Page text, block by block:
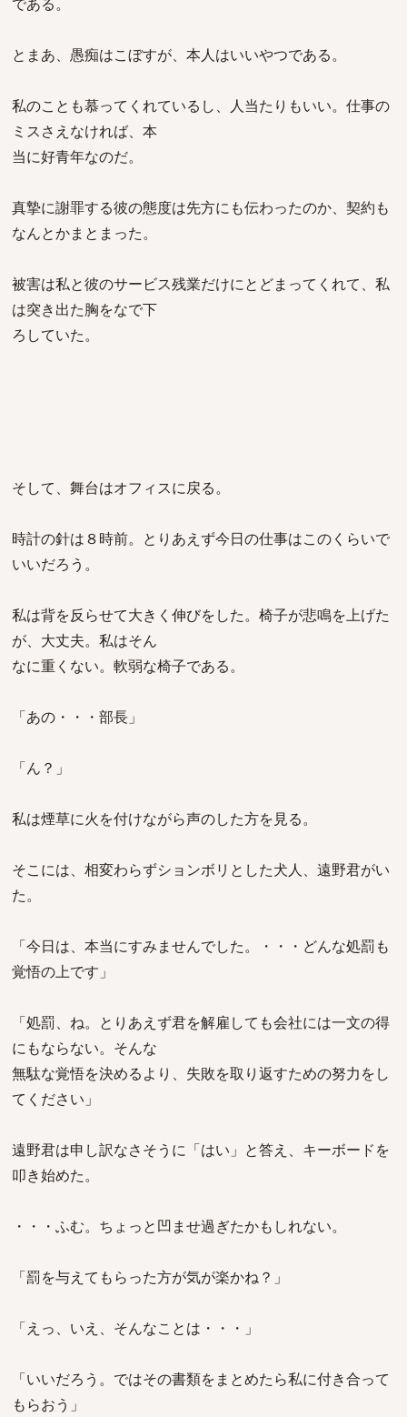
とまあ、愚痴はこぼすが、本人はいいやつである。
私のことも慕ってくれているし、人当たりもいい。仕事の
ミスさえなければ、本
当に好青年なのだ。
真摯に謝罪する彼の態度は先方にも伝わったのか、契約も
なんとかまとまった。
被害は私と彼のサービス残業だけにとどまってくれて、私
は突き出た胸をなで下
ろしていた。
そして、舞台はオフィスに戻る。
時計の針は８時前。とりあえず今日の仕事はこのくらいで
いいだろう。
私は背を反らせて大きく伸びをした。椅子が悲鳴を上げた
が、大丈夫。私はそん
なに重くない。軟弱な椅子である。
「あの・・・部長」
「ん？」
私は煙草に火を付けながら声のした方を見る。
そこには、相変わらずションボリとした犬人、遠野君がい
た。
「今日は、本当にすみませんでした。・・・どんな処罰も
覚悟の上です」
「処罰、ね。とりあえず君を解雇しても会社には一文の得
にもならない。そんな
無駄な覚悟を決めるより、失敗を取り返すための努力をし
てください」
遠野君は申し訳なさそうに「はい」と答え、キーボードを
叩き始めた。
・・・ふむ。ちょっと凹ませ過ぎたかもしれない。
「罰を与えてもらった方が気が楽かね？」
「えっ、いえ、そんなことは・・・」
「いいだろう。ではその書類をまとめたら私に付き合って
もらおう」